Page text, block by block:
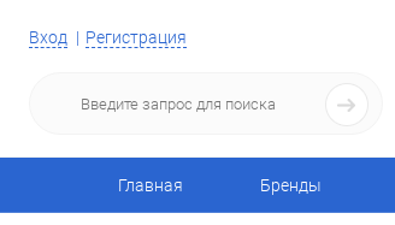
Вход Регистрация
Главная Бренды